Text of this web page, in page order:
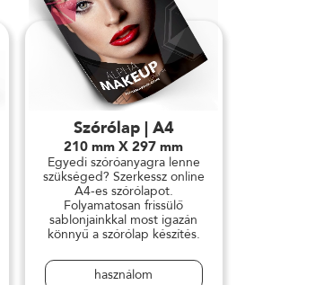
Szórólap | A4
210 mm X 297 mm
Egyedi szóróanyagra lenne
szükséged? Szerkessz online
A4-es szórólapot.
Folyamatosan frissülő
sablonjainkkal most igazán
könnyű a szórólap készítés.
használom